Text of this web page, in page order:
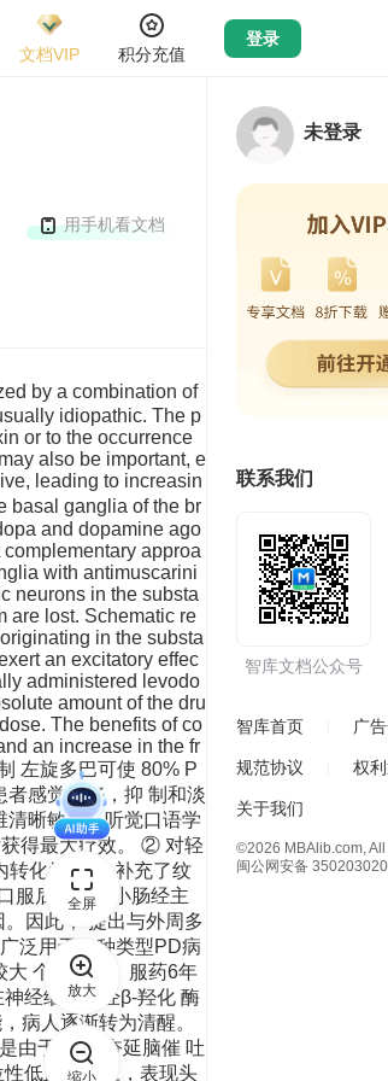
文档VIP
积分充值
登录
用手机看文档
by a combination of
idiopathic. The p
or to the occurrence
also be important, e
leading to increasin
basal ganglia of the br
and dopamine ago
approa
with antimuscarini
neurons in the substa
are lost. Schematic re
in the substa
an excitatory effec
administered levodo
amount of the dru
The benefits of co
an increase in the fr
左旋多巴可使 80% P
感觉良好，抑 制和淡
晰敏捷，听觉口语学
得最大疗效。 ② 对轻
转化为DA，补充了纹
服后主要在小肠经主
因此， 提出与外周多
泛用于各种类型PD病
大 个体差异。服药6年
经细胞内经β-羟化 酶
病人逐渐转为清醒。
由于DA兴奋延脑催 吐
低血压反应，表现头
未登录
联系我们
智库文档公众号
智库首页 广
规范协议 权
关于我们
©2026 MBAlib.com,
闽公网安备
全屏
放大
缩小